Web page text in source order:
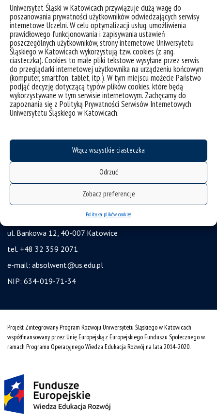
Uniwersytet Śląski w Katowicach przywiązuje dużą wagę do
poszanowania prywatności użytkowników odwiedzających serwisy
internetowe Uczelni. W celu optymalizacji usług, umożliwienia
prawidłowego funkcjonowania i zapisywania ustawień
poszczególnych użytkowników, strony internetowe Uniwersytetu
Śląskiego w Katowicach wykorzystują tzw. cookies (z ang.
ciasteczka). Cookies to małe pliki tekstowe wysyłane przez serwis
do przeglądarki internetowej użytkownika na urządzeniu końcowym
(komputer, smartfon, tablet, itp.). W tym miejscu możecie Państwo
podjąć decyzję dotyczącą typów plików cookies, które będą
wykorzystywane w tym serwisie internetowym. Zachęcamy do
zapoznania się z Polityką Prywatności Serwisów Internetowych
Uniwersytetu Śląskiego w Katowicach.
Włącz wszystkie ciasteczka
Odrzuć
Zobacz preferencje
Polityka plików cookies
deklaracja dostępności
mapa strony
Studia Podyplomowe
Uniwersytet Otwarty
Biuro Karier
Biuro Współpracy z Gospodarką
Executive MBA
Uniwersytet Trzeciego Wieku
Stowarzyszenie Absolwentów UŚ
Agencja Informacji Naukowej UŚ
Uniwersytet Śląski w Katowicach
ul. Bankowa 12, 40-007 Katowice
tel. +48 32 359 2071
e-mail: absolwent@us.edu.pl
NIP: 634-019-71-34
Projekt Zintegrowany Program Rozwoju Uniwersytetu Śląskiego w Katowicach
współfinansowany przez Unię Europejską z Europejskiego Funduszu Społecznego w
ramach Programu Operacyjnego Wiedza Edukacja Rozwój na lata 2014˗2020.